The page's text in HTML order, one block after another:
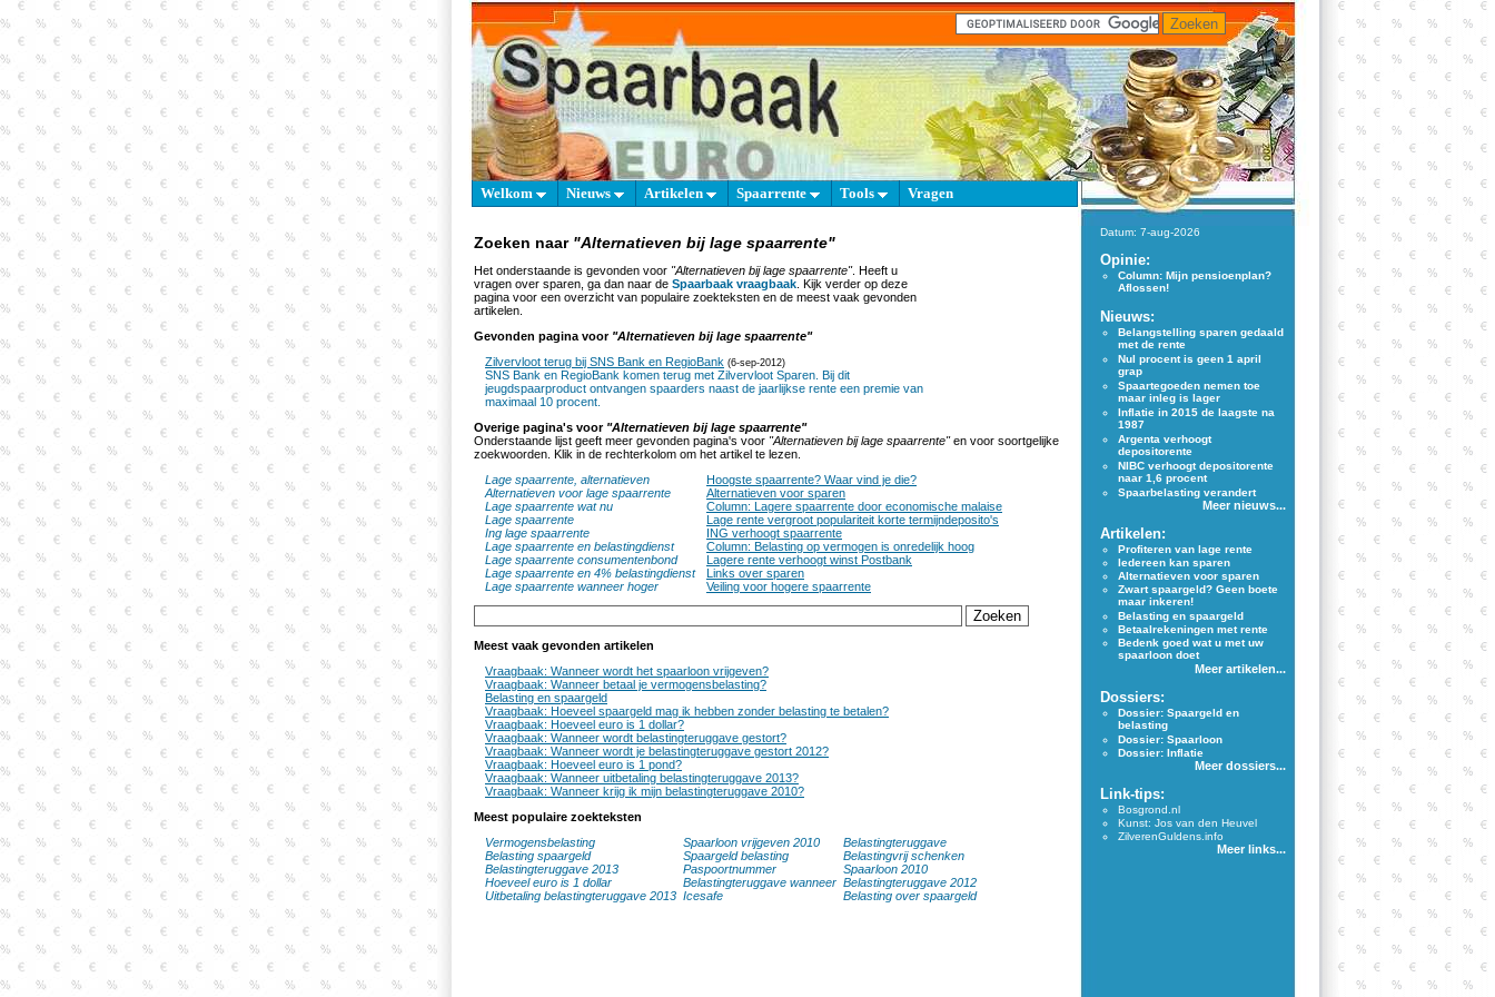
Welkom Nieuws Artikelen Spaarrente Tools Vragen
Zoeken naar "Alternatieven bij lage spaarrente"
Het onderstaande is gevonden voor "Alternatieven bij lage spaarrente". Heeft u
vragen over sparen, ga dan naar de Spaarbaak vraagbaak . Kijk verder op deze
pagina voor een overzicht van populaire zoekteksten en de meest vaak gevonden
artikelen.
Gevonden pagina voor "Alternatieven bij lage spaarrente"
Zilvervloot terug bij SNS Bank en RegioBank (6-sep-2012)
SNS Bank en RegioBank komen terug met Zilvervloot Sparen. Bij dit
jeugdspaarproduct ontvangen spaarders naast de jaarlijkse rente een premie van
maximaal 10 procent.
Overige pagina's voor "Alternatieven bij lage spaarrente"
Onderstaande lijst geeft meer gevonden pagina's voor "Alternatieven bij lage spaarrente"en voor soortgelijke
zoekwoorden. Klik in de rechterkolom om het artikel te lezen.
Lage spaarrente, alternatieven
Hoogste spaarrente? Waar vind je die?
Alternatieven voor lage spaarrente
Alternatieven voor sparen
Lage spaarrente wat nu
Column: Lagere spaarrente door economische malaise
Lage spaarrente
Lage rente vergroot populariteit korte termijndeposito's
Ing lage spaarrente
ING verhoogt spaarrente
Lage spaarrente en belastingdienst
Column: Belasting op vermogen is onredelijk hoog
Lage spaarrente consumentenbond
Lagere rente verhoogt winst Postbank
Lage spaarrente en 4% belastingdienst
Links over sparen
Lage spaarrente wanneer hoger
Veiling voor hogere spaarrente
Meest vaak gevonden artikelen
Vraagbaak: Wanneer wordt het spaarloon vrijgeven?
Vraagbaak: Wanneer betaal je vermogensbelasting?
Belasting en spaargeld
Vraagbaak: Hoeveel spaargeld mag ik hebben zonder belasting te betalen?
Vraagbaak: Hoeveel euro is 1 dollar?
Vraagbaak: Wanneer wordt belastingteruggave gestort?
Vraagbaak: Wanneer wordt je belastingteruggave gestort 2012?
Vraagbaak: Hoeveel euro is 1 pond?
Vraagbaak: Wanneer uitbetaling belastingteruggave 2013?
Vraagbaak: Wanneer krijg ik mijn belastingteruggave 2010?
Meest populaire zoekteksten
Vermogensbelasting
Spaarloon vrijgeven 2010
Belastingteruggave
Belasting spaargeld
Spaargeld belasting
Belastingvrij schenken
Belastingteruggave 2013
Paspoortnummer
Spaarloon 2010
Hoeveel euro is 1 dollar
Belastingteruggave wanneer Belastingteruggave 2012
Uitbetaling belastingteruggave 2013 Icesafe Belasting over spaargeld
Datum: 7-aug-2026
Opinie:
Column: Mijn pensioenplan?
Aflossen!
Nieuws:
Belangstelling sparen gedaald
met de rente
Nul procent is geen 1 april
grap
Spaartegoeden nemen toe
maar inleg is lager
Inflatie in 2015 de laagste na
1987
Argenta verhoogt
depositorente
NIBC verhoogt depositorente
naar 1,6 procent
Spaarbelasting verandert
Meer nieuws...
Artikelen:
Profiteren van lage rente
Iedereen kan sparen
Alternatieven voor sparen
Zwart spaargeld? Geen boete
maar inkeren!
Belasting en spaargeld
Betaalrekeningen met rente
Bedenk goed wat u met uw
spaarloon doet
Meer artikelen...
Dossiers:
Dossier: Spaargeld en
belasting
Dossier: Spaarloon
Dossier: Inflatie
Meer dossiers...
Link-tips:
Bosgrond.nl
Kunst: Jos van den Heuvel
ZilverenGuldens.info
Meer links...